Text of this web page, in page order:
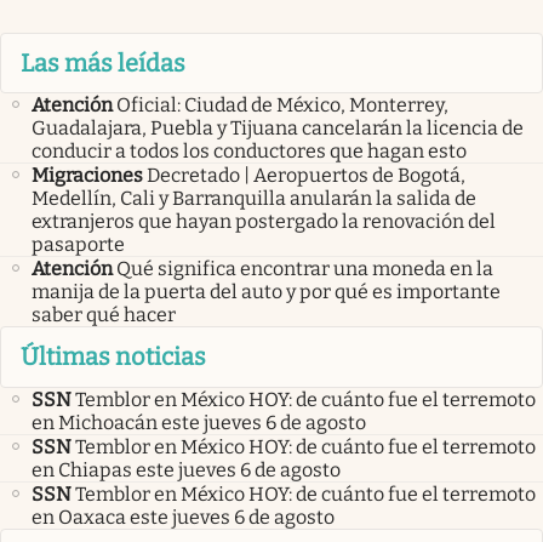
Las más leídas
Atención Oficial: Ciudad de México, Monterrey,
Guadalajara, Puebla y Tijuana cancelarán la licencia de
conducir a todos los conductores que hagan esto
MigracionesDecretado | Aeropuertos de Bogotá,
Medellín, Cali y Barranquilla anularán la salida de
extranjeros que hayan postergado la renovación del
pasaporte
Atención Qué significa encontrar una moneda en la
manija de la puerta del auto y por qué es importante
saber qué hacer
Últimas noticias
SSNTemblor en México HOY: de cuánto fue el terremoto
en Michoacán este jueves 6 de agosto
SSNTemblor en México HOY: de cuánto fue el terremoto
en Chiapas este jueves 6 de agosto
SSNTemblor en México HOY: de cuánto fue el terremoto
en Oaxaca este jueves 6 de agosto